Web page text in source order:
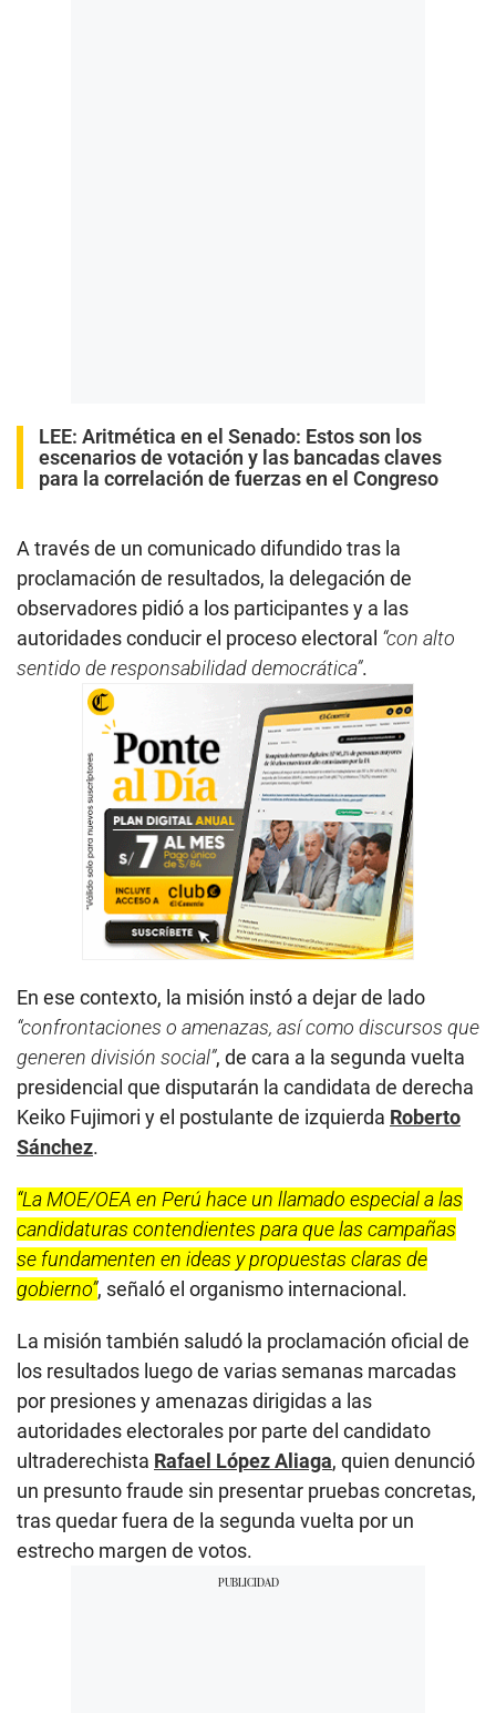
LEE: Aritmética en el Senado: Estos son los
escenarios de votación y las bancadas claves
para la correlación de fuerzas en el Congreso
A través de un comunicado difundido tras la
proclamación de resultados, la delegación de
observadores pidió a los participantes y a las
autoridades conducir el proceso electoral “con alto
sentido de responsabilidad democrática”.
En ese contexto, la misión instó a dejar de lado
“confrontaciones o amenazas, así como discursos que
generen división social”, de cara a la segunda vuelta
presidencial que disputarán la candidata de derecha
Keiko Fujimori y el postulante de izquierda Roberto
Sánchez.
“La MOE/OEA en Perú hace un llamado especial a las
candidaturas contendientes para que las campañas
se fundamenten en ideas y propuestas claras de
gobierno”, señaló el organismo internacional.
La misión también saludó la proclamación oficial de
los resultados luego de varias semanas marcadas
por presiones y amenazas dirigidas a las
autoridades electorales por parte del candidato
ultraderechista Rafael López Aliaga, quien denunció
un presunto fraude sin presentar pruebas concretas,
tras quedar fuera de la segunda vuelta por un
estrecho margen de votos.